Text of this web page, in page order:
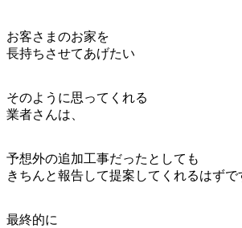
お客さまのお家を
長持ちさせてあげたい
そのように思ってくれる
業者さんは、
予想外の追加工事だったとしても
きちんと報告して提案してくれるはずで
最終的に